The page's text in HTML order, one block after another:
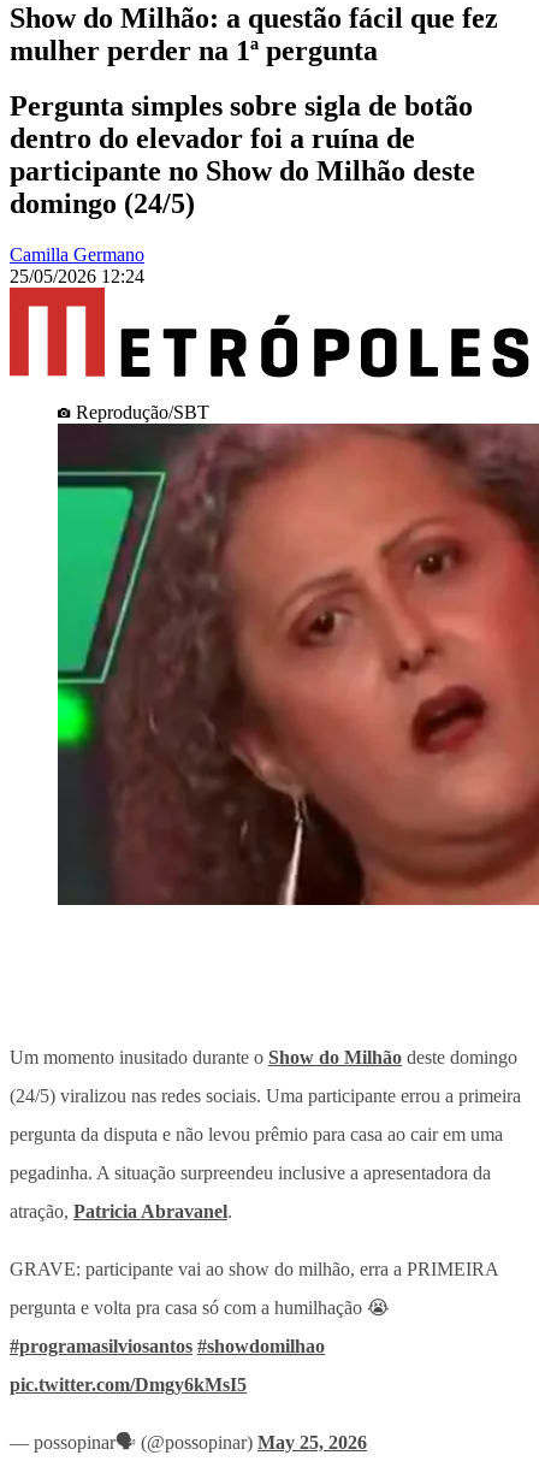
Show do Milhão: a questão fácil que fez
mulher perder na 1ª pergunta
Pergunta simples sobre sigla de botão
dentro do elevador foi a ruína de
participante no Show do Milhão deste
domingo (24/5)
Camilla Germano
25/05/2026 12:24
Reprodução/SBT
Um momento inusitado durante o Show do Milhão deste domingo
(24/5) viralizou nas redes sociais. Uma participante errou a primeira
pergunta da disputa e não levou prêmio para casa ao cair em uma
pegadinha. A situação surpreendeu inclusive a apresentadora da
atração, Patricia Abravanel.
GRAVE: participante vai ao show do milhão, erra a PRIMEIRA
pergunta e volta pra casa só com a humilhação 😭
#programasilviosantos #showdomilhao
pic.twitter.com/Dmgy6kMsI5
— possopinar🗣️ (@possopinar) May 25, 2026